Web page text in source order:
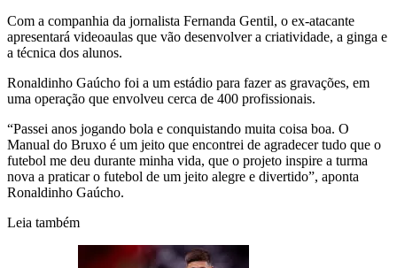
Com a companhia da jornalista Fernanda Gentil, o ex-atacante
apresentará videoaulas que vão desenvolver a criatividade, a ginga e
a técnica dos alunos.
Ronaldinho Gaúcho foi a um estádio para fazer as gravações, em
uma operação que envolveu cerca de 400 profissionais.
“Passei anos jogando bola e conquistando muita coisa boa. O
Manual do Bruxo é um jeito que encontrei de agradecer tudo que o
futebol me deu durante minha vida, que o projeto inspire a turma
nova a praticar o futebol de um jeito alegre e divertido”, aponta
Ronaldinho Gaúcho.
Leia também